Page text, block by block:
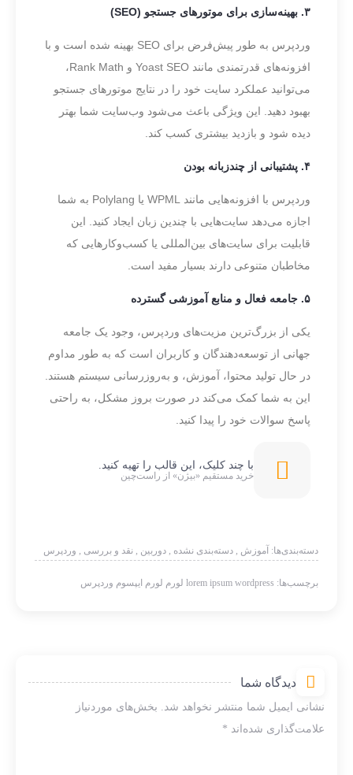
۳. بهینه‌سازی برای موتورهای جستجو (SEO)
وردپرس به طور پیش‌فرض برای SEO بهینه شده است و با
افزونه‌های قدرتمندی مانند Yoast SEO و Rank Math،
می‌توانید عملکرد سایت خود را در نتایج موتورهای جستجو
بهبود دهید. این ویژگی باعث می‌شود وب‌سایت شما بهتر
دیده شود و بازدید بیشتری کسب کند.
۴. پشتیبانی از چندزبانه بودن
وردپرس با افزونه‌هایی مانند WPML یا Polylang به شما
اجازه می‌دهد سایت‌هایی با چندین زبان ایجاد کنید. این
قابلیت برای سایت‌های بین‌المللی یا کسب‌وکارهایی که
مخاطبان متنوعی دارند بسیار مفید است.
۵. جامعه فعال و منابع آموزشی گسترده
یکی از بزرگ‌ترین مزیت‌های وردپرس، وجود یک جامعه
جهانی از توسعه‌دهندگان و کاربران است که به طور مداوم
در حال تولید محتوا، آموزش، و به‌روزرسانی سیستم هستند.
این به شما کمک می‌کند در صورت بروز مشکل، به راحتی
پاسخ سوالات خود را پیدا کنید.
با چند کلیک، این قالب را تهیه کنید.
خرید مستقیم «بیژن» از راست‌چین
دسته‌بندی‌ها: آموزش , دسته‌بندی نشده , دوربین , نقد و بررسی , وردپرس
برچسب‌ها: lorem ipsum wordpress لورم لورم ایپسوم وردپرس
دیدگاه شما
نشانی ایمیل شما منتشر نخواهد شد. بخش‌های موردنیاز
علامت‌گذاری شده‌اند *